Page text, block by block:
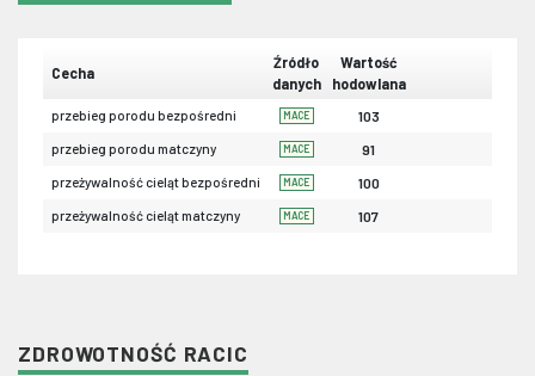
Cecha
Źródło
danych
Wartość
hodowlana
przebieg porodu bezpośredni MACE 103
przebieg porodu matczyny MACE 91
przeżywalność cieląt bezpośredni MACE 100
przeżywalność cieląt matczyny MACE 107
ZDROWOTNOŚĆ RACIC